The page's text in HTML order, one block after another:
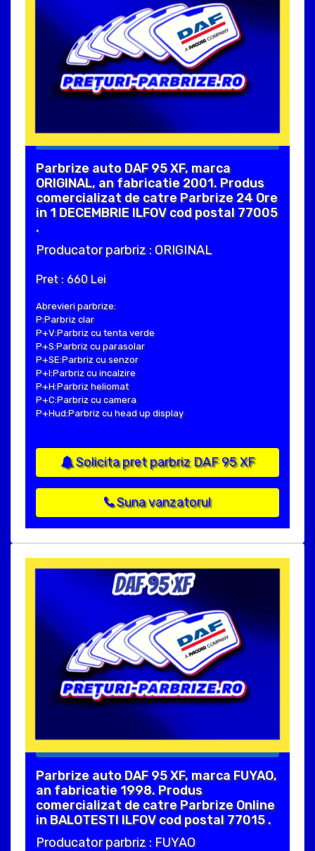
Parbrize auto DAF 95 XF, marca
ORIGINAL, an fabricatie 2001. Produs
comercializat de catre Parbrize 24 Ore
in 1 DECEMBRIE ILFOV cod postal 77005
.
Producator parbriz : ORIGINAL
Pret : 660 Lei
Abrevieri parbrize:
P:Parbriz clar
P+V:Parbriz cu tenta verde
P+S:Parbriz cu parasolar
P+SE:Parbriz cu senzor
P+I:Parbriz cu incalzire
P+H:Parbriz heliomat
P+C:Parbriz cu camera
P+Hud:Parbriz cu head up display
Solicita pret parbriz DAF 95 XF
Suna vanzatorul
Parbrize auto DAF 95 XF, marca FUYAO,
an fabricatie 1998. Produs
comercializat de catre Parbrize Online
in BALOTESTI ILFOV cod postal 77015 .
Producator parbriz : FUYAO